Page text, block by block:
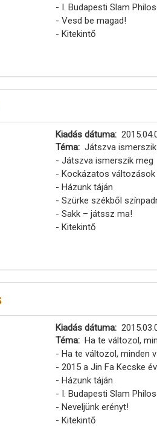
- I. Budapesti Slam
- Vesd be magad!
- Kitekintő
Kiadás dátuma
Téma
Játszva
- Játszva ismerszik meg
- Kockázatos változások
- Házunk táján
- Szürke székből
- Sakk – játssz ma!
- Kitekintő
Kiadás dátuma
Téma
Ha te változol,
- Ha te változol, minden
- 2015 a Jin Fa Kecske
- Házunk táján
- I. Budapesti Slam
- Neveljünk erényt!
- Kitekintő